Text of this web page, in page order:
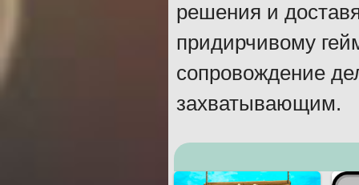
решения и
придирчивому
сопровождение
захватывающим.